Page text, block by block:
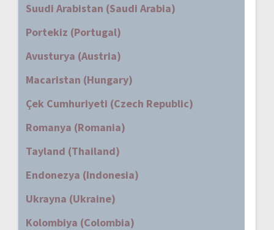
Suudi Arabistan (Saudi Arabia)
Portekiz (Portugal)
Avusturya (Austria)
Macaristan (Hungary)
Çek Cumhuriyeti (Czech Republic)
Romanya (Romania)
Tayland (Thailand)
Endonezya (Indonesia)
Ukrayna (Ukraine)
Kolombiya (Colombia)